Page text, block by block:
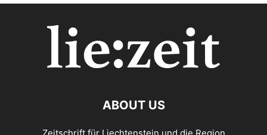
ABOUT US
Zeitschrift für Liechtenstein und die Region